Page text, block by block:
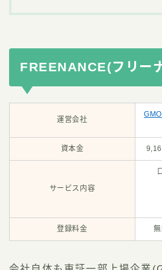
FREENANCE(フリー
運営会社
資本金
サービス内容
登録料金